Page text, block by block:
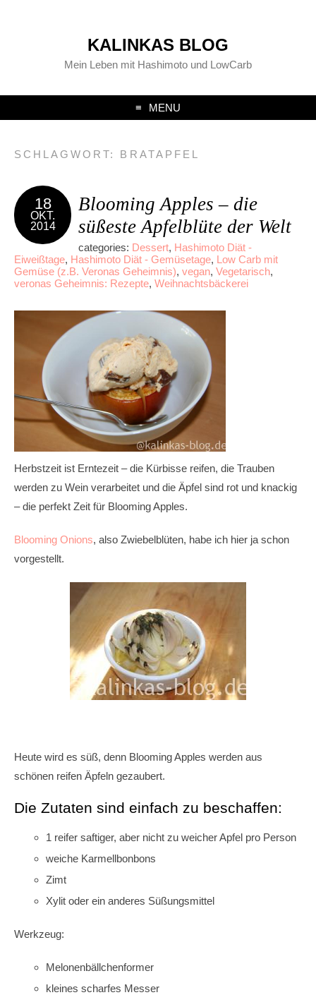
KALINKAS BLOG
Mein Leben mit Hashimoto und LowCarb
MENU
SCHLAGWORT: BRATAPFEL
18
OKT.
2014
Blooming Apples – die
süßeste Apfelblüte der Welt
categories: Dessert, Hashimoto Diät -
Eiweißtage, Hashimoto Diät - Gemüsetage, Low Carb mit
Gemüse (z.B. Veronas Geheimnis), vegan, Vegetarisch,
veronas Geheimnis: Rezepte, Weihnachtsbäckerei
Herbstzeit ist Erntezeit – die Kürbisse reifen, die Trauben
werden zu Wein verarbeitet und die Äpfel sind rot und knackig
– die perfekt Zeit für Blooming Apples.
Blooming Onions, also Zwiebelblüten, habe ich hier ja schon
vorgestellt.
Heute wird es süß, denn Blooming Apples werden aus
schönen reifen Äpfeln gezaubert.
Die Zutaten sind einfach zu beschaffen:
1 reifer saftiger, aber nicht zu weicher Apfel pro Person
weiche Karmellbonbons
Zimt
Xylit oder ein anderes Süßungsmittel
Werkzeug:
Melonenbällchenformer
kleines scharfes Messer